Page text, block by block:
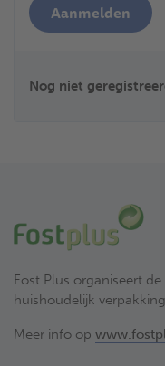
Aanmelden
Nog niet
Fost Plus organiseert
huishoudelijk
Meer info op